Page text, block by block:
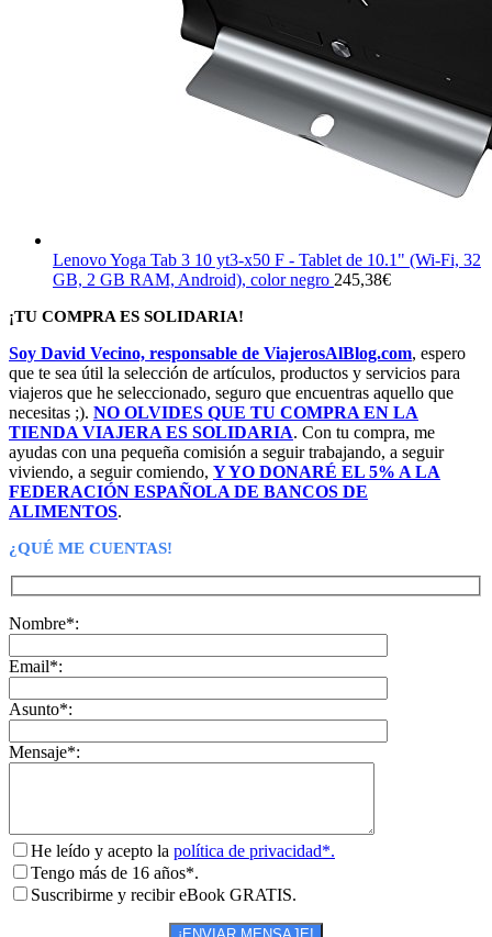
Lenovo Yoga Tab 3 10 yt3-x50 F - Tablet de 10.1" (Wi-Fi, 32
GB, 2 GB RAM, Android), color negro 245,38€
¡TU COMPRA ES SOLIDARIA!
Soy David Vecino, responsable de ViajerosAlBlog.com, espero
que te sea útil la selección de artículos, productos y servicios para
viajeros que he seleccionado, seguro que encuentras aquello que
necesitas ;). NO OLVIDES QUE TU COMPRA EN LA
TIENDA VIAJERA ES SOLIDARIA. Con tu compra, me
ayudas con una pequeña comisión a seguir trabajando, a seguir
viviendo, a seguir comiendo, Y YO DONARÉ EL 5% A LA
FEDERACIÓN ESPAÑOLA DE BANCOS DE
ALIMENTOS.
¿QUÉ ME CUENTAS!
Nombre*:
Email*:
Asunto*:
Mensaje*:
He leído y acepto la política de privacidad*.
Tengo más de 16 años*.
Suscribirme y recibir eBook GRATIS.